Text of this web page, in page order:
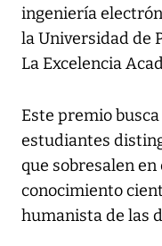
ingeniería
la Universidad de
La Excelencia
Este premio
estudiantes
que sobresalen
conocimiento
humanista de las